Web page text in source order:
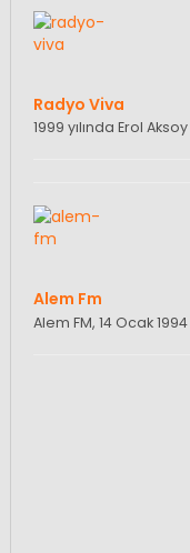
Radyo Viva
1999 yılında Erol
Alem Fm
Alem FM, 14 Ocak